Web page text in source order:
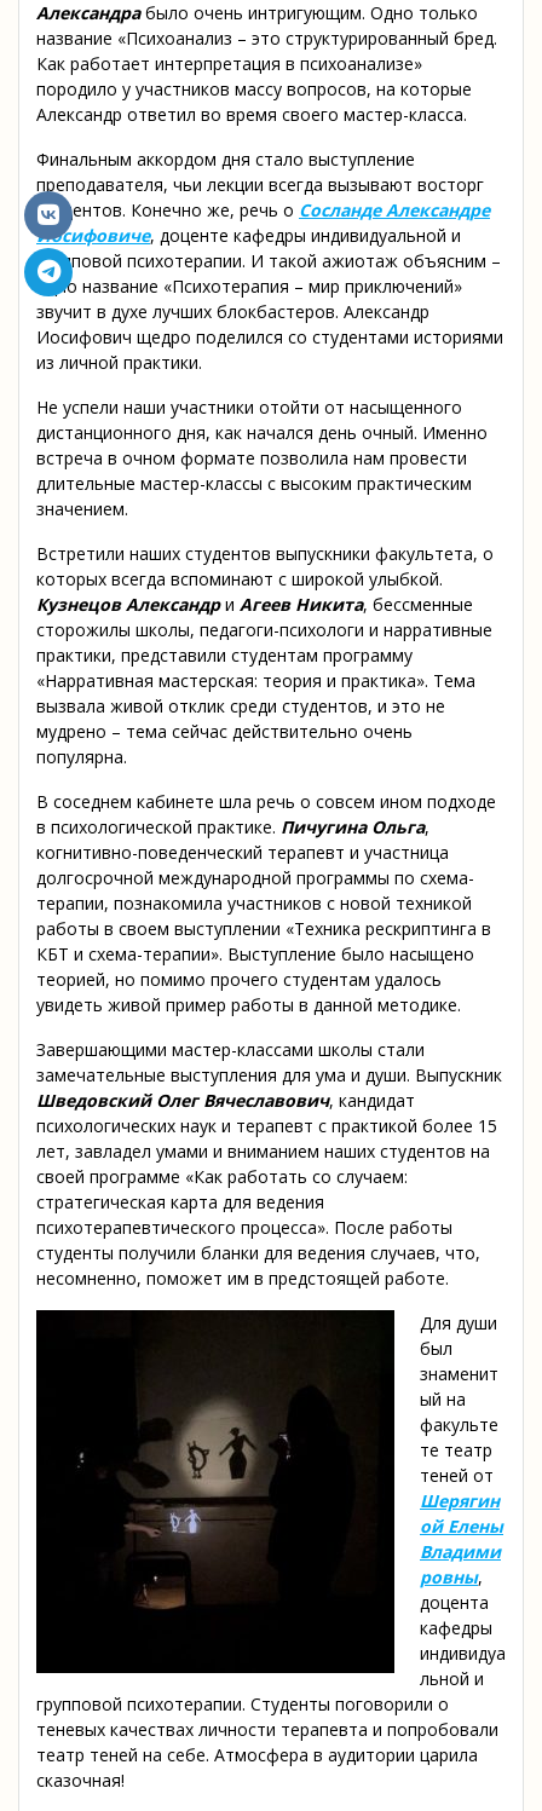
Александрабыло очень интригующим. Одно только
название «Психоанализ – это структурированный бред.
Как работает интерпретация в психоанализе»
породило у участников массу вопросов, на которые
Александр ответил во время своего мастер-класса.
Финальным аккордом дня стало выступление
преподавателя, чьи лекции всегда вызывают восторг
студентов. Конечно же, речь о Сосланде Александре
Иосифовиче, доценте кафедры индивидуальной и
групповой психотерапии. И такой ажиотаж объясним –
одно название «Психотерапия – мир приключений»
звучит в духе лучших блокбастеров. Александр
Иосифович щедро поделился со студентами историями
из личной практики.
Не успели наши участники отойти от насыщенного
дистанционного дня, как начался день очный. Именно
встреча в очном формате позволила нам провести
длительные мастер-классы с высоким практическим
значением.
Встретили наших студентов выпускники факультета, о
которых всегда вспоминают с широкой улыбкой.
Кузнецов Александри Агеев Никита, бессменные
сторожилы школы, педагоги-психологи и нарративные
практики, представили студентам программу
«Нарративная мастерская: теория и практика». Тема
вызвала живой отклик среди студентов, и это не
мудрено – тема сейчас действительно очень
популярна.
В соседнем кабинете шла речь о совсем ином подходе
в психологической практике. Пичугина Ольга,
когнитивно-поведенческий терапевт и участница
долгосрочной международной программы по схема-
терапии, познакомила участников с новой техникой
работы в своем выступлении «Техника рескриптинга в
КБТ и схема-терапии». Выступление было насыщено
теорией, но помимо прочего студентам удалось
увидеть живой пример работы в данной методике.
Завершающими мастер-классами школы стали
замечательные выступления для ума и души. Выпускник
Шведовский Олег Вячеславович, кандидат
психологических наук и терапевт с практикой более 15
лет, завладел умами и вниманием наших студентов на
своей программе «Как работать со случаем:
стратегическая карта для ведения
психотерапевтического процесса». После работы
студенты получили бланки для ведения случаев, что,
несомненно, поможет им в предстоящей работе.
Для души
был
знаменит
ый на
факульте
те театр
теней от
Шерягин
ой Елены
Владими
ровны,
доцента
кафедры
индивидуа
льной и
групповой психотерапии. Студенты поговорили о
теневых качествах личности терапевта и попробовали
театр теней на себе. Атмосфера в аудитории царила
сказочная!